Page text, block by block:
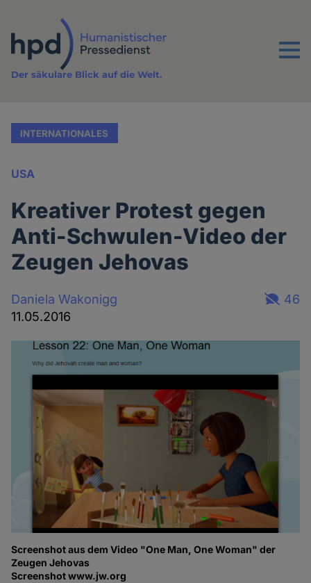
Inhalt
Menu
Der säkulare Blick auf die Welt.
INTERNATIONALES
USA
Kreativer Protest gegen
Anti-Schwulen-Video der
Zeugen Jehovas
Daniela Wakonigg
11.05.2016
46
Screenshot aus dem Video "One Man, One Woman" der
Zeugen Jehovas
Screenshot www.jw.org